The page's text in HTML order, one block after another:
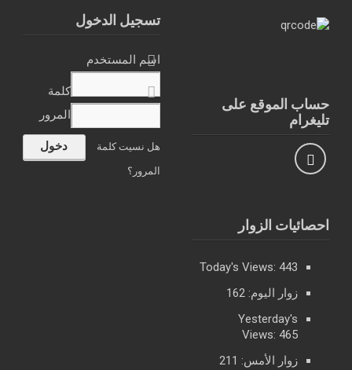
تسجيل الدخول
اسم المستخدم
كلمة
المرور
هل نسيت كلمة
المرور؟
حساب الموقع على
تليغرام
احصائيات الزوار
Today's Views:443
زوار اليوم: 162
Yesterday's
Views:465
زوار الأمس: 211